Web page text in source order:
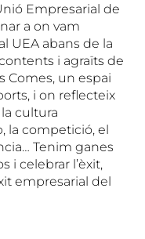
Empresarial de
a on vam
UEA abans de la
i agraïts de
Comes, un espai
i on reflecteix
cultura
la competició, el
Tenim ganes
i celebrar l’èxit,
empresarial del